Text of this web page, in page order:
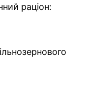
раціон: